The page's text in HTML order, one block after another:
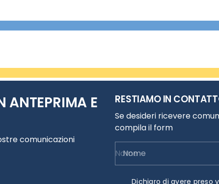
ANTEPRIMA E
comunicazioni
RESTIAMO IN
Se desideri ricevere
compila il form
Nome
Dichiaro di avere preso